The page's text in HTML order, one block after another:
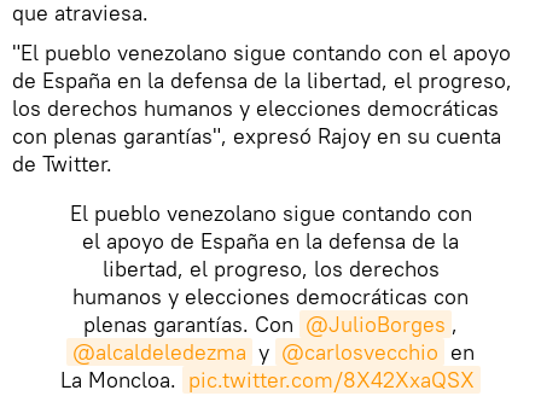
que atraviesa.
"El pueblo venezolano sigue contando con el apoyo
de España en la defensa de la libertad, el progreso,
los derechos humanos y elecciones democráticas
con plenas garantías", expresó Rajoy en su cuenta
de Twitter.
El pueblo venezolano sigue contando con
el apoyo de España en la defensa de la
libertad, el progreso, los derechos
humanos y elecciones democráticas con
plenas garantías. Con @JulioBorges ,
@alcaldeledezma y @carlosvecchio en
La Moncloa. pic.twitter.com/8X42XxaQSX